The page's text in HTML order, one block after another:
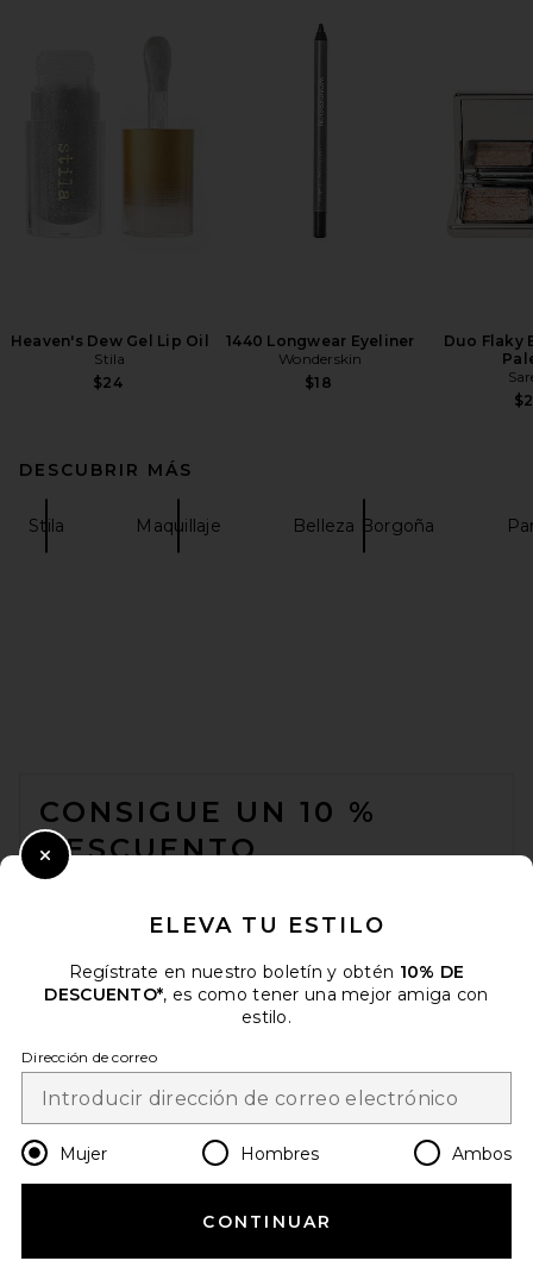
Heaven's Dew Gel Lip Oil
Stila
$24
1440 Longwear Eyeliner
Wonderskin
$18
Duo Flaky
DESCUBRIR MÁS
Stila Maquillaje Belleza Borgoña
CONSIGUE UN 10 %
DESCUENTO
electrónico. Puede retirarse en cualquier momento.
Email Address
Change Country Regions
es USD
¡AYÚDANOS A MEJORAR!
ELEVA TU ESTILO
Regístrate en nuestro boletín y obtén 10% DE
DESCUENTO*, es como tener una mejor amiga con
estilo.
Dirección de correo
Mujer Hombres Ambos
CONTINUAR
Close Modal